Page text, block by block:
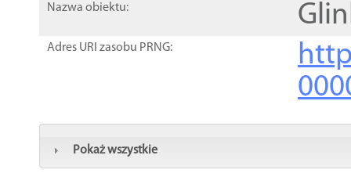
Nazwa obiektu:
Adres URI zasobu PRNG:
Pokaż wszystkie